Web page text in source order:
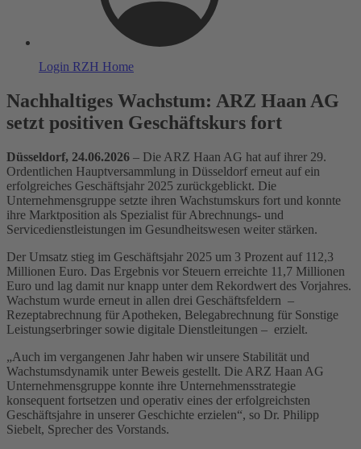
Login RZH Home
Nachhaltiges Wachstum: ARZ Haan AG
setzt positiven Geschäftskurs fort
Düsseldorf, 24.06.2026 – Die ARZ Haan AG hat auf ihrer 29.
Ordentlichen Hauptversammlung in Düsseldorf erneut auf ein
erfolgreiches Geschäftsjahr 2025 zurückgeblickt. Die
Unternehmensgruppe setzte ihren Wachstumskurs fort und konnte
ihre Marktposition als Spezialist für Abrechnungs- und
Servicedienstleistungen im Gesundheitswesen weiter stärken.
Der Umsatz stieg im Geschäftsjahr 2025 um 3 Prozent auf 112,3
Millionen Euro. Das Ergebnis vor Steuern erreichte 11,7 Millionen
Euro und lag damit nur knapp unter dem Rekordwert des Vorjahres.
Wachstum wurde erneut in allen drei Geschäftsfeldern –
Rezeptabrechnung für Apotheken, Belegabrechnung für Sonstige
Leistungserbringer sowie digitale Dienstleitungen – erzielt.
„Auch im vergangenen Jahr haben wir unsere Stabilität und
Wachstumsdynamik unter Beweis gestellt. Die ARZ Haan AG
Unternehmensgruppe konnte ihre Unternehmensstrategie
konsequent fortsetzen und operativ eines der erfolgreichsten
Geschäftsjahre in unserer Geschichte erzielen“, so Dr. Philipp
Siebelt, Sprecher des Vorstands.